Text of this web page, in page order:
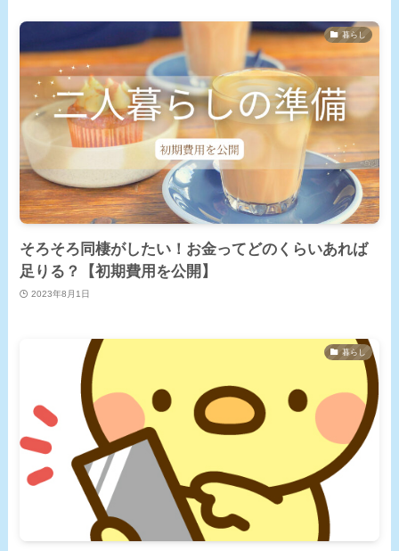
暮らし
そろそろ同棲がしたい！お金ってどのくらいあれば
足りる？【初期費用を公開】
2023年8月1日
暮らし